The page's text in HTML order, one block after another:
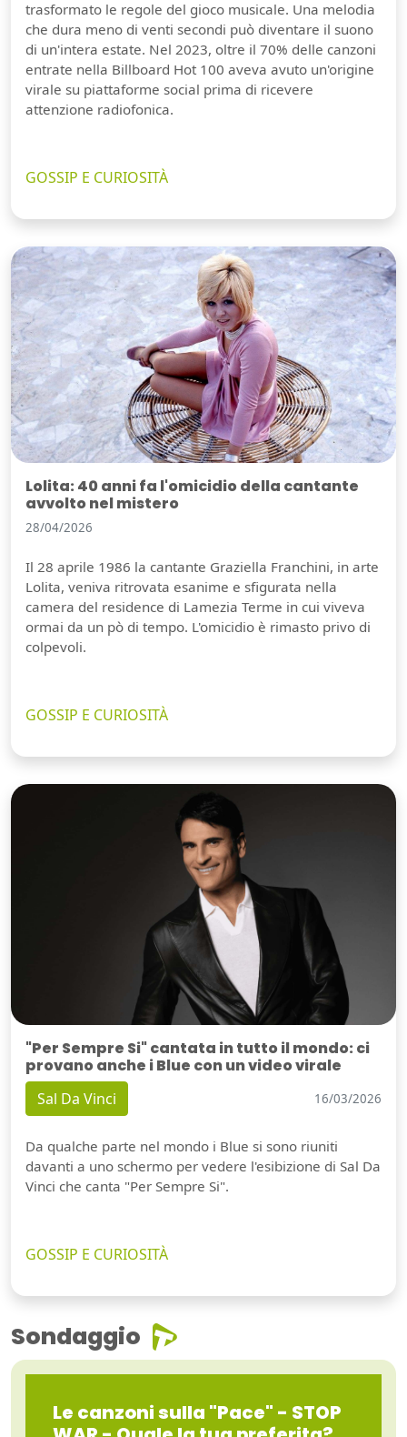
trasformato le regole del gioco musicale. Una melodia
che dura meno di venti secondi può diventare il suono
di un'intera estate. Nel 2023, oltre il 70% delle canzoni
entrate nella Billboard Hot 100 aveva avuto un'origine
virale su piattaforme social prima di ricevere
attenzione radiofonica.
GOSSIP E CURIOSITÀ
Lolita: 40 anni fa l'omicidio della cantante
avvolto nel mistero
28/04/2026
Il 28 aprile 1986 la cantante Graziella Franchini, in arte
Lolita, veniva ritrovata esanime e sfigurata nella
camera del residence di Lamezia Terme in cui viveva
ormai da un pò di tempo. L'omicidio è rimasto privo di
colpevoli.
GOSSIP E CURIOSITÀ
"Per Sempre Si" cantata in tutto il mondo: ci
provano anche i Blue con un video virale
Sal Da Vinci 16/03/2026
Da qualche parte nel mondo i Blue si sono riuniti
davanti a uno schermo per vedere l'esibizione di Sal Da
Vinci che canta "Per Sempre Si".
GOSSIP E CURIOSITÀ
Sondaggio
Le canzoni sulla "Pace" - STOP